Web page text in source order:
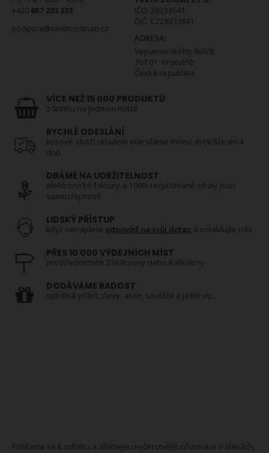
+420 607 233 332
podpora@textilcentrum.cz
IČO: 28333641
DIČ: CZ28333641
ADRESA:
Vejvanovského 469/8
767 01 Kroměříž
Česká republika
VÍCE NEŽ 15 000 PRODUKTŮ
z textilu na jednom místě
RYCHLÉ ODESLÁNÍ
kusové zboží skladem odesíláme ihned, metráže do 4
dnů
DBÁME NA UDRŽITELNOST
elektronické faktury a 100% recyklované obaly jsou
samozřejmostí
LIDSKÝ PŘÍSTUP
když nenajdete odpověď na svůj dotaz, kontaktujte nás
PŘES 10 000 VÝDEJNÍCH MÍST
prostřednictvím Zásilkovny nebo Balíkovny
DODÁVÁME RADOST
splněná přání, slevy, akce, soutěže a ještě víc...
Přihlaste se k odběru a získtejte nejčerstvější informace o slevách,